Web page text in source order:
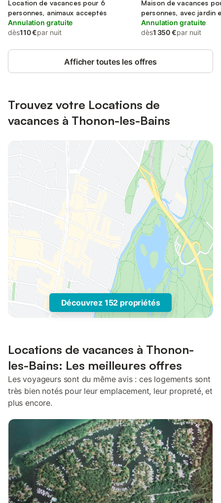
Thonon-les-Bains
Location de vacances pour 6
personnes, animaux acceptés
Annulation gratuite
dès110 €par nuit
Thonon-les-Bains
Maison de vacances
personnes, avec jardin
animaux acceptés
Annulation gratuite
dès1 350 €par nuit
Afficher toutes les offres
Trouvez votre Locations de
vacances à Thonon-les-Bains
Découvrez 152 propriétés
Locations de vacances à Thonon-
les-Bains: Les meilleures offres
Les voyageurs sont du même avis : ces logements sont
très bien notés pour leur emplacement, leur propreté, et
plus encore.